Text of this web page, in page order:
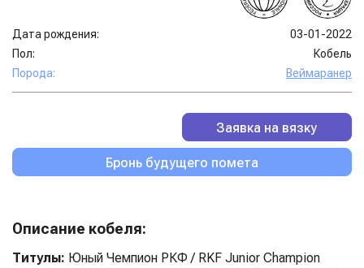
Дата рождения:
03-01-2022
Пол:
Кобель
Порода:
Веймаранер
Заявка на вязку
Бронь будущего помета
Описание кобеля:
Титулы: Юный Чемпион РКФ / RKF Junior Champion